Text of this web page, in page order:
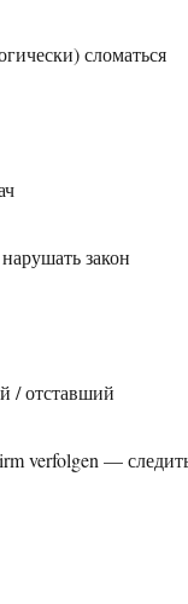
сломаться
закон
/ отставший
verfolgen —